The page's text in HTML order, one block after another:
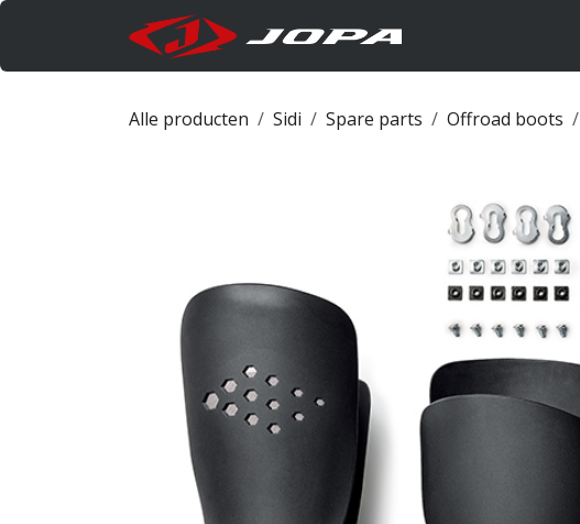
Overslaan naar inhoud
Alle producten Sidi Spare parts Offroad boots